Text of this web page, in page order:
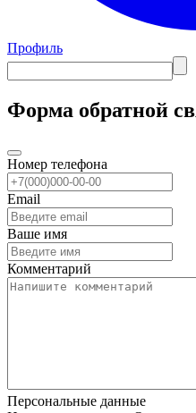
Профиль
Форма обратной
Номер телефона
Email
Ваше имя
Комментарий
Персональные данные